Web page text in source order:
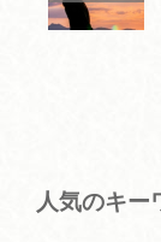
人気のキー